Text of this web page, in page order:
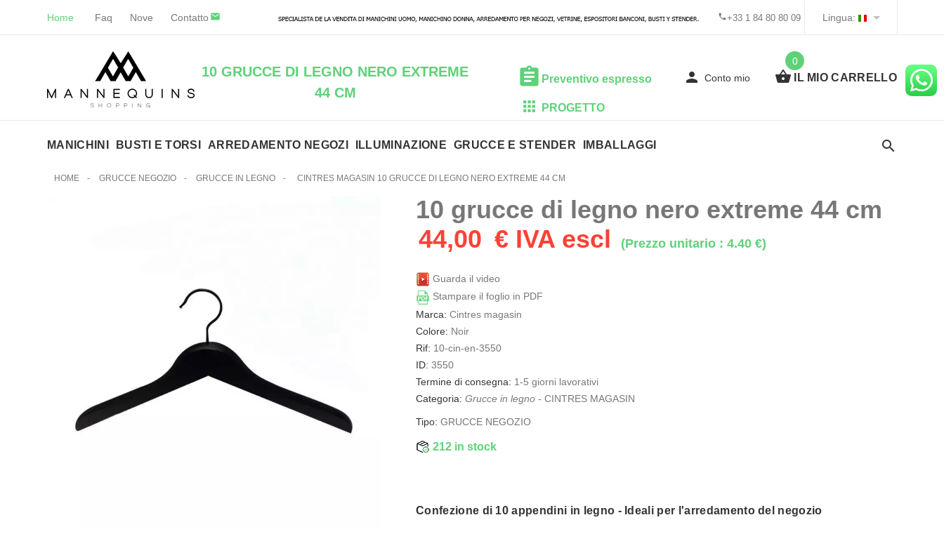
Home Faq Nove Contatto +33 1 84 80 80 09 Lingua:
10 GRUCCE DI LEGNO NERO EXTREME
44 CM
Preventivo espresso
PROGETTO
Conto mio
0
IL MIO CARRELLO
MANICHINI BUSTI E TORSI ARREDAMENTO NEGOZI ILLUMINAZIONE GRUCCE E STENDER IMBALLAGGI
HOME - GRUCCE NEGOZIO - GRUCCE IN LEGNO - CINTRES MAGASIN 10 GRUCCE DI LEGNO NERO EXTREME 44 CM
10 grucce di legno nero extreme 44 cm
44,00 € IVA escl (Prezzo unitario : 4.40 €)
Guarda il video
Stampare il foglio in PDF
Marca: Cintres magasin
Colore: Noir
Rif: 10-cin-en-3550
ID: 3550
Termine di consegna: 1-5 giorni lavorativi
Categoria: Grucce in legno - CINTRES MAGASIN
Tipo: GRUCCE NEGOZIO
212 in stock
Confezione di 10 appendini in legno - Ideali per l'arredamento del negozio